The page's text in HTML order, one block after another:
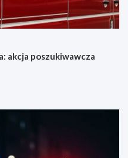
akcja poszukiwawcza